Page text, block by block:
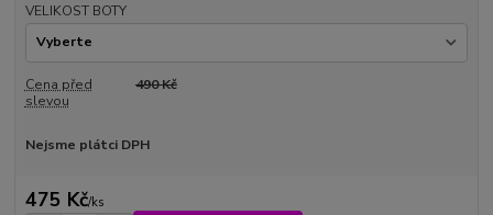
VELIKOST BOTY
Cena před
slevou
490 Kč
Nejsme plátci DPH
475 Kč/ks